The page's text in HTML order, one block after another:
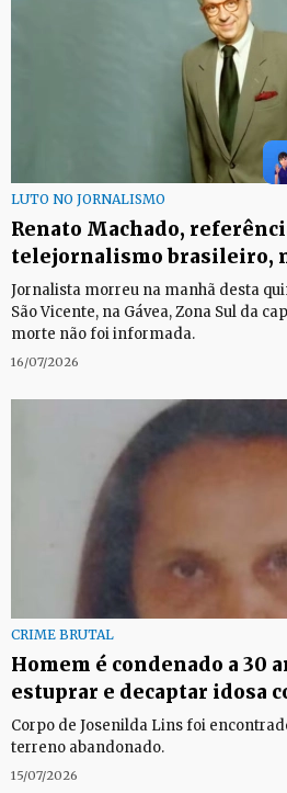
LUTO NO JORNALISMO
Renato Machado,
telejornalismo brasileiro,
Jornalista morreu na manhã desta
São Vicente, na Gávea, Zona Sul da
morte não foi informada.
16/07/2026
CRIME BRUTAL
Homem é condenado a 30
estuprar e decaptar idosa
Corpo de Josenilda Lins foi
terreno abandonado.
15/07/2026